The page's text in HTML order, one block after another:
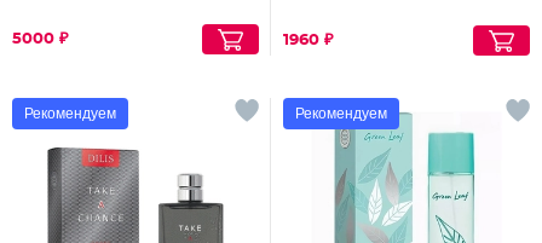
5000 ₽ 1960 ₽
Рекомендуем Рекомендуем